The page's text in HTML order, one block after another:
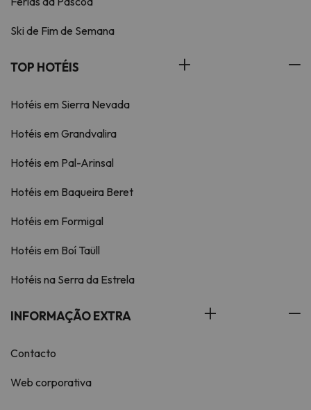
Ski de Fim de Semana
TOP HOTÉIS
Hotéis em Sierra Nevada
Hotéis em Grandvalira
Hotéis em Pal-Arinsal
Hotéis em Baqueira Beret
Hotéis em Formigal
Hotéis em Boí Taüll
Hotéis na Serra da Estrela
INFORMAÇÃO EXTRA
Contacto
Web corporativa